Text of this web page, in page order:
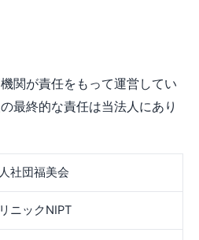
関が責任をもって運営してい
最終的な責任は当法人にあり
社団福美会
ニックNIPT